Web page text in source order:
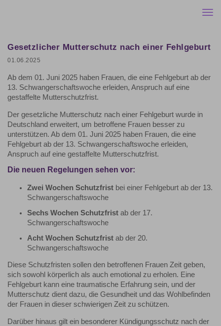
Gesetzlicher Mutterschutz nach einer Fehlgeburt
01.06.2025
Ab dem 01. Juni 2025 haben Frauen, die eine Fehlgeburt ab der
13. Schwangerschaftswoche erleiden, Anspruch auf eine
gestaffelte Mutterschutzfrist.
Der gesetzliche Mutterschutz nach einer Fehlgeburt wurde in
Deutschland erweitert, um betroffene Frauen besser zu
unterstützen. Ab dem 01. Juni 2025 haben Frauen, die eine
Fehlgeburt ab der 13. Schwangerschaftswoche erleiden,
Anspruch auf eine gestaffelte Mutterschutzfrist.
Die neuen Regelungen sehen vor:
Zwei Wochen Schutzfrist bei einer Fehlgeburt ab der 13.
Schwangerschaftswoche
Sechs Wochen Schutzfrist ab der 17.
Schwangerschaftswoche
Acht Wochen Schutzfrist ab der 20.
Schwangerschaftswoche
Diese Schutzfristen sollen den betroffenen Frauen Zeit geben,
sich sowohl körperlich als auch emotional zu erholen. Eine
Fehlgeburt kann eine traumatische Erfahrung sein, und der
Mutterschutz dient dazu, die Gesundheit und das Wohlbefinden
der Frauen in dieser schwierigen Zeit zu schützen.
Darüber hinaus gilt ein besonderer Kündigungsschutz nach der